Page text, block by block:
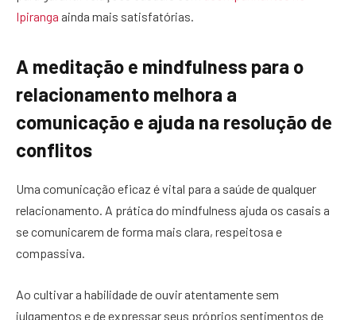
Ipiranga ainda mais satisfatórias.
A meditação e mindfulness para o
relacionamento melhora a
comunicação e ajuda na resolução de
conflitos
Uma comunicação eficaz é vital para a saúde de qualquer
relacionamento. A prática do mindfulness ajuda os casais a
se comunicarem de forma mais clara, respeitosa e
compassiva.
Ao cultivar a habilidade de ouvir atentamente sem
julgamentos e de expressar seus próprios sentimentos de